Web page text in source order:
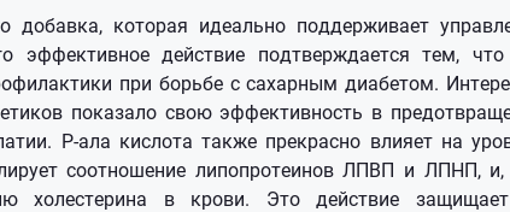
которая идеально поддерживает
эффективное действие подтверждается тем, что
при борьбе с сахарным диабетом.
показало свою эффективность в
Р-ала кислота также прекрасно влияет на
соотношение липопротеинов ЛПВП и ЛПНП,
холестерина в крови. Это действие